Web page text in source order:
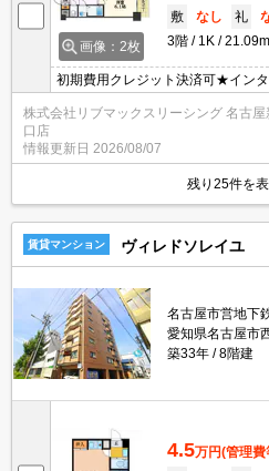
画像：2枚
敷
なし 礼
3階
1K
初期費用クレジット決済可★イン
ど設備充実♪徒歩圏内に複数のスー
株式会社リブマックスリーシング 名古屋
口店
情報更新日 2026/08/07
残り25件を
賃貸マンション ヴィレドソレイユ
名古屋市営地下
愛知県名古屋市
築33年
8階建
4.5万円(管理費